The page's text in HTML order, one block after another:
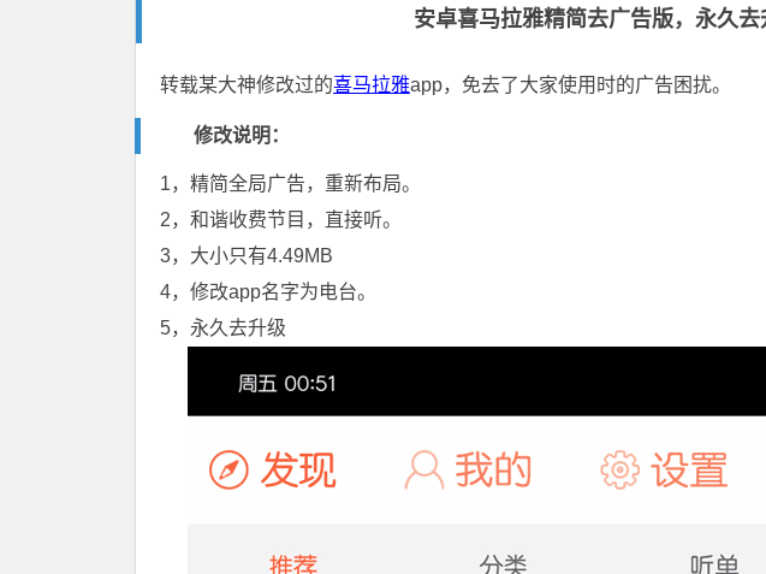
安卓喜马拉雅精简去广告版，永久去
转载某大神修改过的喜马拉雅app，免去了大家使用时的广告困扰。
修改说明：
1，精简全局广告，重新布局。
2，和谐收费节目，直接听。
3，大小只有4.49MB
4，修改app名字为电台。
5，永久去升级